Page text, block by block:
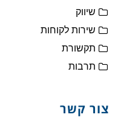
שיווק
שירות לקוחות
תקשורת
תרבות
צור קשר